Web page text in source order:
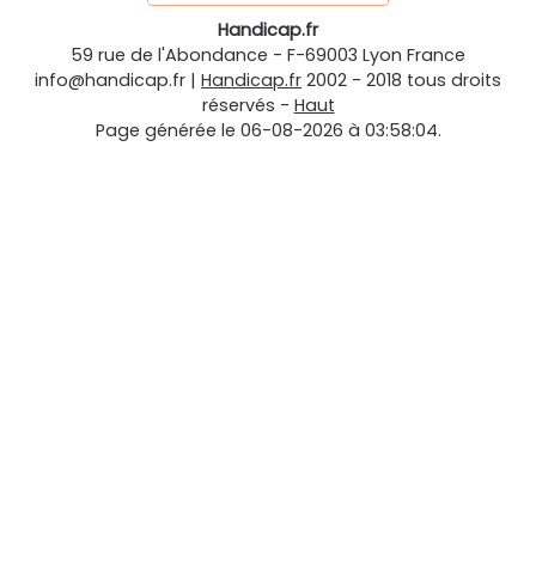
Handicap.fr
59 rue de l'Abondance - F-69003 Lyon France
info@handicap.fr | Handicap.fr 2002 - 2018 tous droits
réservés - Haut
Page générée le 06-08-2026 à 03:58:04.